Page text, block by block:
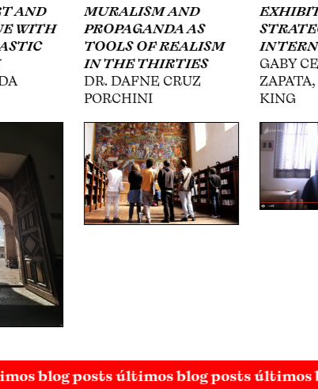
AS
EXHIBITION
STRATEGIES ON THE
INTERNET
GABY CEPEDA, CANEK
ZAPATA, ESTEBAN
KING
DANIEL
KAUTZ,
KING
blog posts últimos blog posts